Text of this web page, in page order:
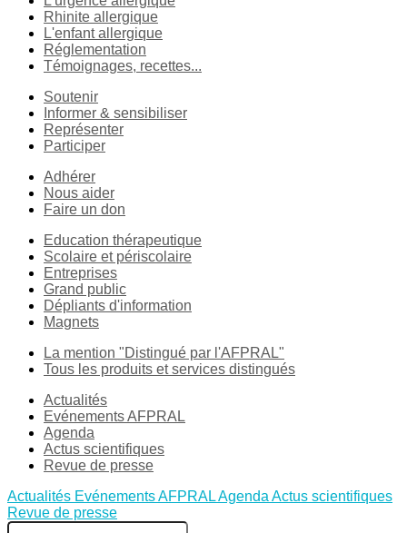
Rhinite allergique
L'enfant allergique
Réglementation
Témoignages, recettes...
Soutenir
Informer & sensibiliser
Représenter
Participer
Adhérer
Nous aider
Faire un don
Education thérapeutique
Scolaire et périscolaire
Entreprises
Grand public
Dépliants d'information
Magnets
La mention "Distingué par l'AFPRAL"
Tous les produits et services distingués
Actualités
Evénements AFPRAL
Agenda
Actus scientifiques
Revue de presse
Actualités Evénements AFPRALAgenda Actus scientifiques
Revue de presse